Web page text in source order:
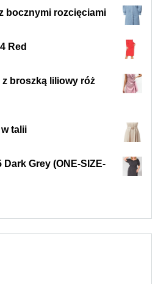
bocznymi rozcięciami
Red
broszką liliowy róż
talii
Grey (ONE-SIZE-